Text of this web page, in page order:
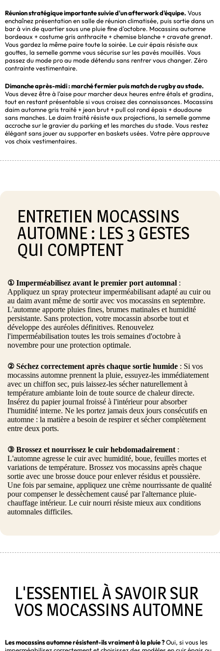
Réunion stratégique importante suivie d'un afterwork d'équipe. Vous
enchaînez présentation en salle de réunion climatisée, puis sortie dans un
bar à vin de quartier sous une pluie fine d'octobre. Mocassins automne
bordeaux + costume gris anthracite + chemise blanche + cravate grenat.
Vous gardez la même paire toute la soirée. Le cuir épais résiste aux
gouttes, la semelle gomme vous sécurise sur les pavés mouillés. Vous
passez du mode pro au mode détendu sans rentrer vous changer. Zéro
contrainte vestimentaire.
Dimanche après-midi : marché fermier puis match de rugby au stade.
Vous devez être à l'aise pour marcher deux heures entre étals et gradins,
tout en restant présentable si vous croisez des connaissances. Mocassins
daim automne gris traité + jean brut + pull col rond épais + doudoune
sans manches. Le daim traité résiste aux projections, la semelle gomme
accroche sur le gravier du parking et les marches du stade. Vous restez
élégant sans jouer au supporter en baskets usées. Votre père approuve
vos choix vestimentaires.
ENTRETIEN MOCASSINS
AUTOMNE : LES 3 GESTES
QUI COMPTENT
① Imperméabilisez avant le premier port automnal :
Appliquez un spray protecteur imperméabilisant adapté au cuir ou
au daim avant même de sortir avec vos mocassins en septembre.
L'automne apporte pluies fines, brumes matinales et humidité
persistante. Sans protection, votre mocassin absorbe tout et
développe des auréoles définitives. Renouvelez
l'imperméabilisation toutes les trois semaines d'octobre à
novembre pour une protection optimale.
② Séchez correctement après chaque sortie humide : Si vos
mocassins automne prennent la pluie, essuyez-les immédiatement
avec un chiffon sec, puis laissez-les sécher naturellement à
température ambiante loin de toute source de chaleur directe.
Insérez du papier journal froissé à l'intérieur pour absorber
l'humidité interne. Ne les portez jamais deux jours consécutifs en
automne : la matière a besoin de respirer et sécher complètement
entre deux ports.
③ Brossez et nourrissez le cuir hebdomadairement :
L'automne agresse le cuir avec humidité, boue, feuilles mortes et
variations de température. Brossez vos mocassins après chaque
sortie avec une brosse douce pour enlever résidus et poussière.
Une fois par semaine, appliquez une crème nourrissante de qualité
pour compenser le dessèchement causé par l'alternance pluie-
chauffage intérieur. Le cuir nourri résiste mieux aux conditions
automnales difficiles.
L'ESSENTIEL À SAVOIR SUR
VOS MOCASSINS AUTOMNE
Les mocassins automne résistent-ils vraiment à la pluie ?Oui, si vous les